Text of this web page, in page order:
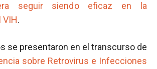
seguir siendo eficaz en la
VIH.
se presentaron en el transcurso de
sobre Retrovirus e Infecciones